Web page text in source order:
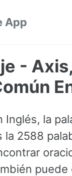
App
-
Inglés, la
la 2588
puede